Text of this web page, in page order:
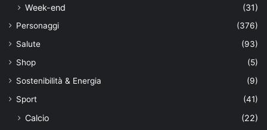
Week-end
(31)
Personaggi
(376)
Salute
(93)
Shop
(5)
Sostenibilità & Energia
(9)
Sport
(41)
Calcio
(22)